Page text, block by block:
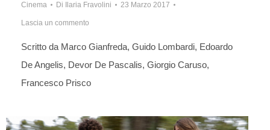
Cinema Di Ilaria Fravolini 23 Marzo 2017
Lascia un commento
Scritto da Marco Gianfreda, Guido Lombardi, Edoardo
De Angelis, Devor De Pascalis, Giorgio Caruso,
Francesco Prisco